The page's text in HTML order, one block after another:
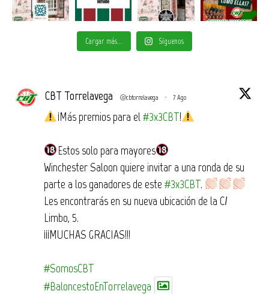
Cargar más... Síguenos
CBT Torrelavega @cbtorrelavega · 7 Ago
¡Más premios para el#3x3CBT!
Estos solo para mayores
Winchester Saloon quiere invitar a una ronda de su
parte a los ganadores de este #3x3CBT.
Les encontrarás en su nueva ubicación de la C/
Limbo, 5.
¡¡¡MUCHAS GRACIAS!!!
#SomosCBT
#BaloncestoEnTorrelavega